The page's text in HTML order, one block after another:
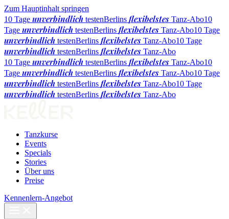
Zum Hauptinhalt springen
10 Tage unverbindlich testenBerlins flexibelstes Tanz-Abo10
Tage unverbindlich testenBerlins flexibelstes Tanz-Abo10 Tage
unverbindlich testenBerlins flexibelstes Tanz-Abo10 Tage
unverbindlich testenBerlins flexibelstes Tanz-Abo
10 Tage unverbindlich testenBerlins flexibelstes Tanz-Abo10
Tage unverbindlich testenBerlins flexibelstes Tanz-Abo10 Tage
unverbindlich testenBerlins flexibelstes Tanz-Abo10 Tage
unverbindlich testenBerlins flexibelstes Tanz-Abo
Tanzkurse
Events
Specials
Stories
Über uns
Preise
Kennenlern-Angebot